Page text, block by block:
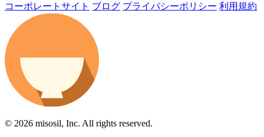
コーポレートサイト ブログ プライバシーポリシー 利用規約
© 2026 misosil, Inc. All rights reserved.